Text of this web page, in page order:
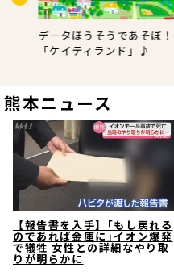
データほうそうであそぼ！
「ケイティランド」♪
熊本ニュース
【報告書を入手】｢もし戻れる
のであれば金庫に｣イオン爆発
で犠牲 女性との詳細なやり取
りが明らかに